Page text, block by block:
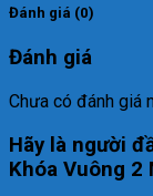
Đánh giá (0)
Đánh giá
Chưa có đánh giá
Hãy là người
Khóa Vuông 2